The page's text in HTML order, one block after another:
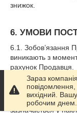
знижок.
6. УМОВИ
6.1. Зобов’язання
виникають з
рахунок Продавця.
6.2. Строки
Сторонами в
підтвердженні
зазначається у
Зараз
повідомлення,
вихідний.
робочим днем.